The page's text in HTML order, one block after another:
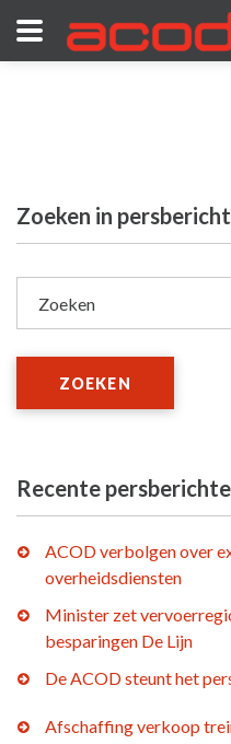
Zoeken in
Zoeken
ZOEKEN
Recente
ACOD verbolgen over
overheidsdiensten
Minister zet
besparingen De Lijn
De ACOD steunt het
Afschaffing verkoop